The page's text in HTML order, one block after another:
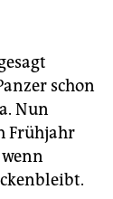
schon
Nun
Frühjahr